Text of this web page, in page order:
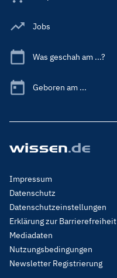
Jobs
Was geschah am ...?
Geboren am ...
Footer
Menu
Legal
Impressum
Datenschutz
Datenschutzeinstellungen
Erklärung zur Barrierefreiheit
Mediadaten
Nutzungsbedingungen
Newsletter Registrierung